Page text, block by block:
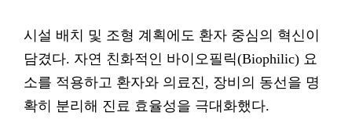
시설 배치 및 조형 계획에도 환자 중심의 혁신이
담겼다. 자연 친화적인 바이오필릭(Biophilic) 요
소를 적용하고 환자와 의료진, 장비의 동선을 명
확히 분리해 진료 효율성을 극대화했다.